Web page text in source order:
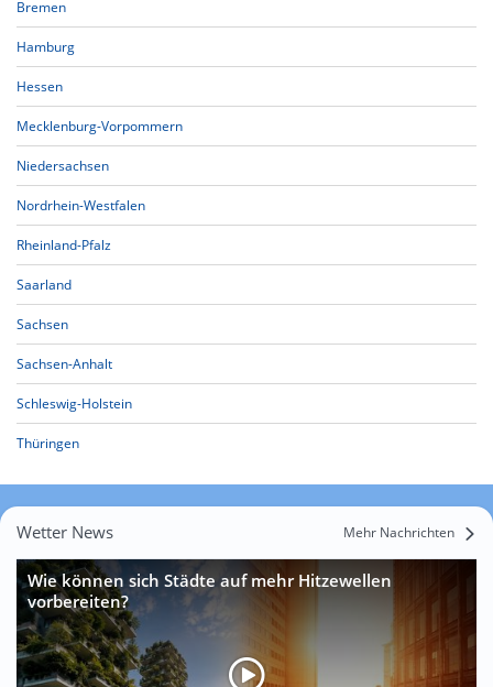
Bremen
Hamburg
Hessen
Mecklenburg-Vorpommern
Niedersachsen
Nordrhein-Westfalen
Rheinland-Pfalz
Saarland
Sachsen
Sachsen-Anhalt
Schleswig-Holstein
Thüringen
Wetter News Mehr Nachrichten
Wie können sich Städte auf mehr Hitzewellen
vorbereiten?